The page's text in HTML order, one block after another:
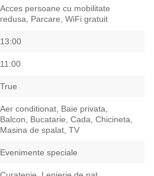
Acces persoane cu mobilitate
redusa, Parcare, WiFi gratuit
13:00
11:00
True
Aer conditionat, Baie privata,
Balcon, Bucatarie, Cada, Chicineta,
Masina de spalat, TV
Evenimente speciale